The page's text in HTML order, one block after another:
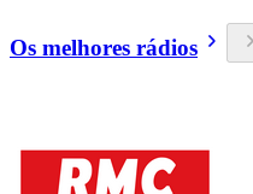
Os melhores rádios